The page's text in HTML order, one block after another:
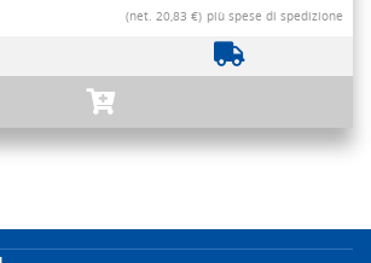
(net. 20,83 €) più spese di spedizione